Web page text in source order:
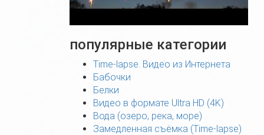
популярные категории
Time-lapse. Видео из Интернета
Бабочки
Белки
Видео в формате Ultra HD (4K)
Вода (озеро, река, море)
Замедленная съёмка (Time-lapse)